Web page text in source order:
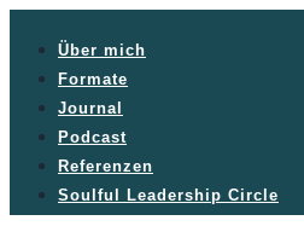
Über mich
Formate
Journal
Podcast
Referenzen
Soulful Leadership Circle